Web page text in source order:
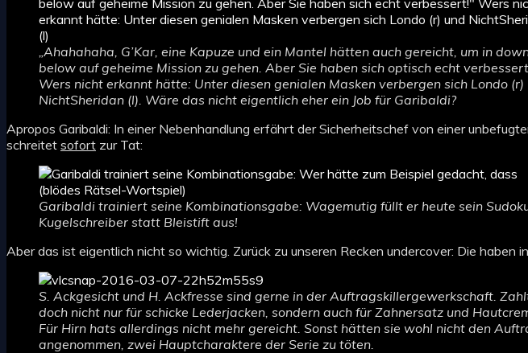
„Ahahahaha, G’Kar, eine Kapuze und ein Mantel hätten auch gereicht, um in
below auf geheime Mission zu gehen. Aber Sie haben sich optisch echt
Wers nicht erkannt hätte: Unter diesen genialen Masken verbergen sich Londo (r)
NichtSheridan (l). Wäre das nicht eigentlich eher ein Job für Garibaldi?
Apropos Garibaldi: In einer Nebenhandlung erfährt der Sicherheitschef von einer
schreitet sofort zur Tat:
Garibaldi trainiert seine Kombinationsgabe: Wagemutig füllt er heute sein
Kugelschreiber statt Bleistift aus!
Aber das ist eigentlich nicht so wichtig. Zurück zu unseren Recken undercover: Die haben
S. Ackgesicht und H. Ackfresse sind gerne in der Auftragskillergewerkschaft.
doch nicht nur für schicke Lederjacken, sondern auch für Zahnersatz und
Für Hirn hats allerdings nicht mehr gereicht. Sonst hätten sie wohl nicht den
angenommen, zwei Hauptcharaktere der Serie zu töten.